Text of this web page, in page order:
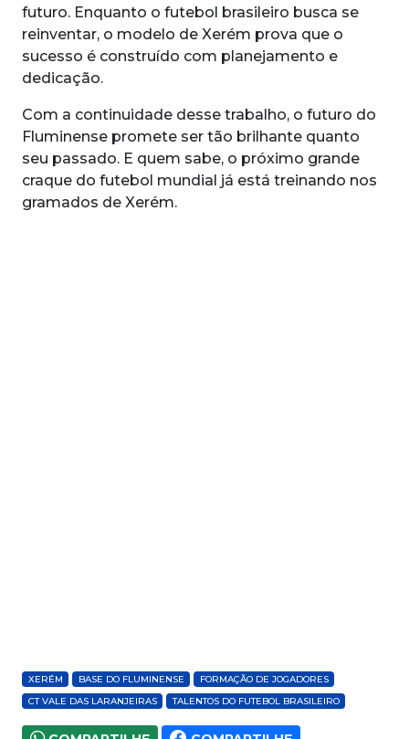
futuro. Enquanto o futebol brasileiro busca se
reinventar, o modelo de Xerém prova que o
sucesso é construído com planejamento e
dedicação.
Com a continuidade desse trabalho, o futuro do
Fluminense promete ser tão brilhante quanto
seu passado. E quem sabe, o próximo grande
craque do futebol mundial já está treinando nos
gramados de Xerém.
XERÉM BASE DO FLUMINENSE
FORMAÇÃO DE JOGADORES
CT VALE DAS LARANJEIRAS
TALENTOS DO FUTEBOL BRASILEIRO